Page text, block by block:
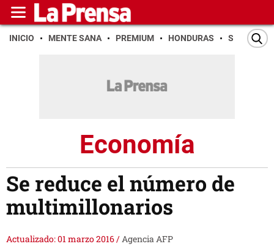
INICIO MENTE SANA PREMIUM HONDURAS SAN PEDRO
Economía
Se reduce el número de
multimillonarios
Actualizado: 01 marzo 2016/Agencia AFP